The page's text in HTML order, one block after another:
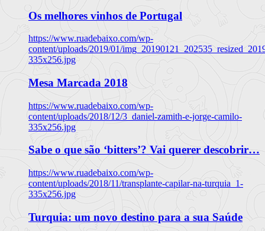
Os melhores vinhos de Portugal
https://www.ruadebaixo.com/wp-
content/uploads/2019/01/
335x256.jpg
Mesa Marcada 2018
https://www.ruadebaixo.com/wp-
content/uploads/2018/12/3_daniel-zamith-e-jorge-camilo-
335x256.jpg
Sabe o que são ‘bitters’? Vai querer descobrir…
https://www.ruadebaixo.com/wp-
content/uploads/2018/11/transplante-capilar-na-turquia_1-
335x256.jpg
Turquia: um novo destino para a sua Saúde